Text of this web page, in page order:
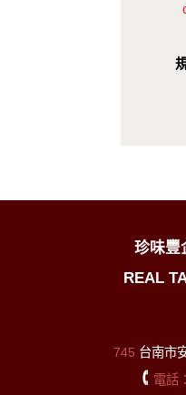
珍味豐
REAL
745 台南市
電話：